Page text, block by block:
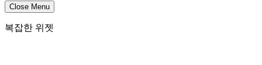
Close Menu
복잡한 위젯